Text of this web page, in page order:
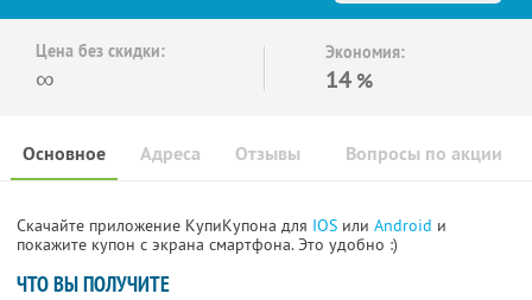
Цена без скидки:
∞
Экономия:
14 %
Основное Отзывы Вопросы по акции
Адреса
Скачайте приложение КупиКупона для IOS или Android и
покажите купон с экрана смартфона. Это удобно :)
ЧТО ВЫ ПОЛУЧИТЕ